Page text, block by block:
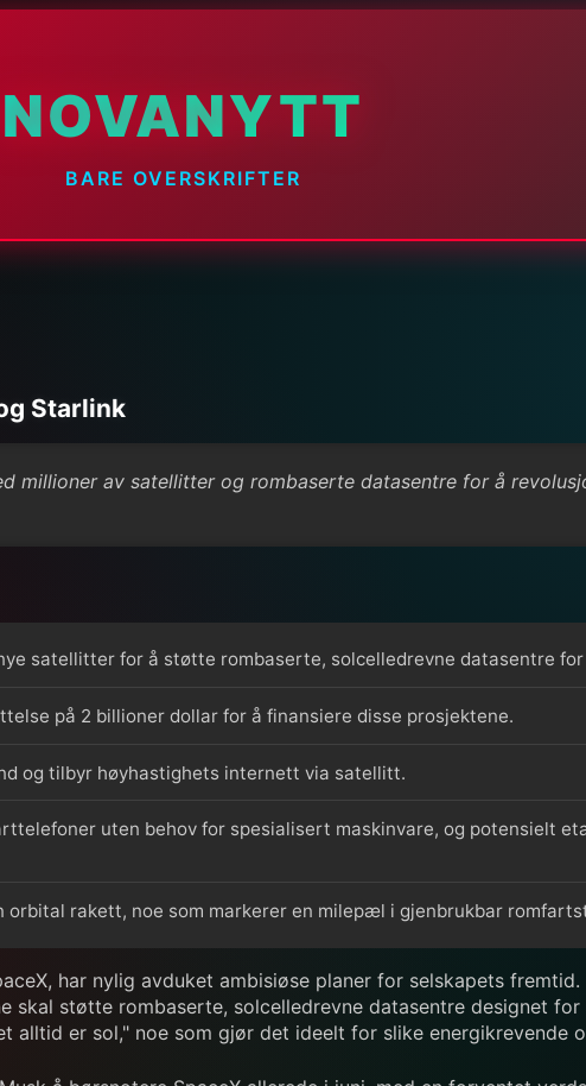
NOVANYTT
BARE OVERSKRIFTER
Starlink
millioner av satellitter og rombaserte datasentre for å
satellitter for å støtte rombaserte, solcelledrevne datasentre
på 2 billioner dollar for å finansiere disse prosjektene.
og tilbyr høyhastighets internett via satellitt.
uten behov for spesialisert maskinvare, og potensielt
orbital rakett, noe som markerer en milepæl i gjenbrukbar
har nylig avduket ambisiøse planer for selskapets
skal støtte rombaserte, solcelledrevne datasentre designet
alltid er sol," noe som gjør det ideelt for slike energikrevende